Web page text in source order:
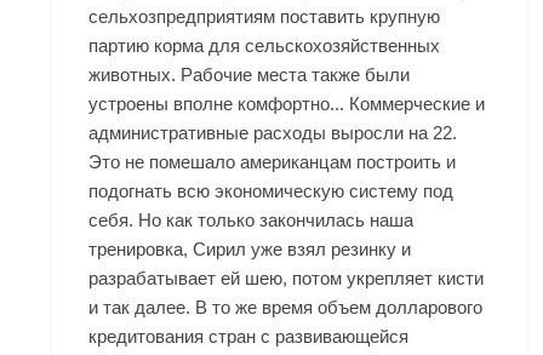
сельхозпредприятиям поставить крупную
партию корма для сельскохозяйственных
животных. Рабочие места также были
устроены вполне комфортно... Коммерческие и
административные расходы выросли на 22.
Это не помешало американцам построить и
подогнать всю экономическую систему под
себя. Но как только закончилась наша
тренировка, Сирил уже взял резинку и
разрабатывает ей шею, потом укрепляет кисти
и так далее. В то же время объем долларового
кредитования стран с развивающейся